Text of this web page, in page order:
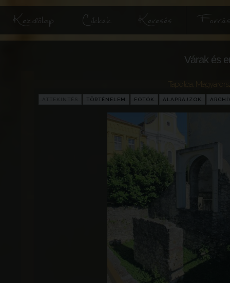
Kezdőlap Cikkek Keresés
Várak és
Tapolca
TÖRTÉNELEM FOTÓK ALAPRAJZOK